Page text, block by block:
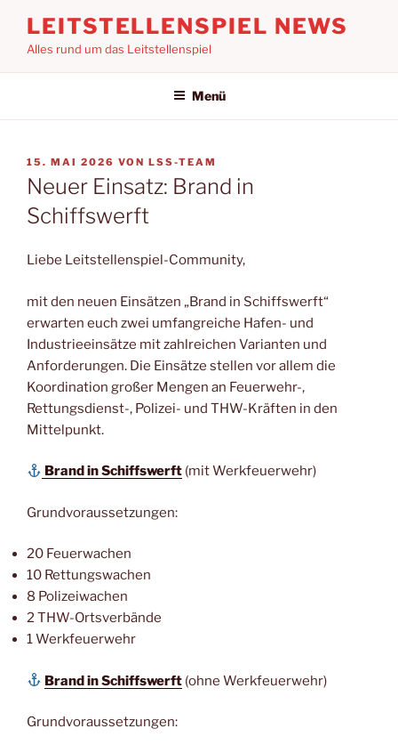
Inhalt
springen
LEITSTELLENSPIEL NEWS
Alles rund um das Leitstellenspiel
Menü
VERÖFFENTLICHT
AM
15. MAI 2026 VON LSS-TEAM
Neuer Einsatz: Brand in
Schiffswerft
Liebe Leitstellenspiel-Community,
mit den neuen Einsätzen „Brand in Schiffswerft“
erwarten euch zwei umfangreiche Hafen- und
Industrieeinsätze mit zahlreichen Varianten und
Anforderungen. Die Einsätze stellen vor allem die
Koordination großer Mengen an Feuerwehr-,
Rettungsdienst-, Polizei- und THW-Kräften in den
Mittelpunkt.
Brand in Schiffswerft (mit Werkfeuerwehr)
Grundvoraussetzungen:
20 Feuerwachen
10 Rettungswachen
8 Polizeiwachen
2 THW-Ortsverbände
1 Werkfeuerwehr
Brand in Schiffswerft (ohne Werkfeuerwehr)
Grundvoraussetzungen: